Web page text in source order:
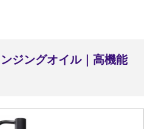
ジングオイル｜高機能